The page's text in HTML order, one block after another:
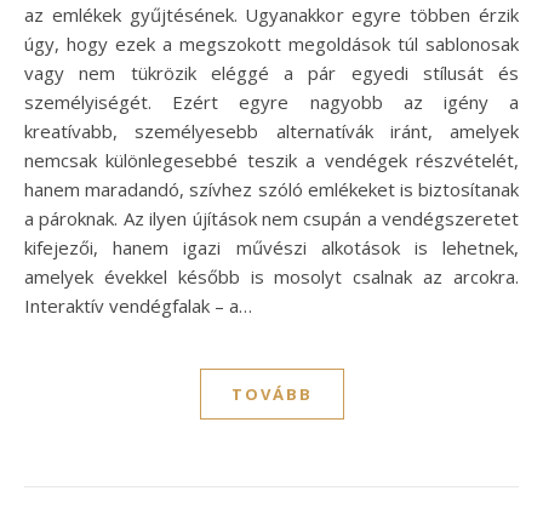
az emlékek gyűjtésének. Ugyanakkor egyre többen érzik
úgy, hogy ezek a megszokott megoldások túl sablonosak
vagy nem tükrözik eléggé a pár egyedi stílusát és
személyiségét. Ezért egyre nagyobb az igény a
kreatívabb, személyesebb alternatívák iránt, amelyek
nemcsak különlegesebbé teszik a vendégek részvételét,
hanem maradandó, szívhez szóló emlékeket is biztosítanak
a pároknak. Az ilyen újítások nem csupán a vendégszeretet
kifejezői, hanem igazi művészi alkotások is lehetnek,
amelyek évekkel később is mosolyt csalnak az arcokra.
Interaktív vendégfalak – a…
TOVÁBB